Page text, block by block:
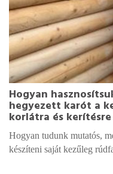
Hogyan
hegyezett karót a
korlátra és kerítésre
Hogyan tudunk mutatós,
készíteni saját kezűleg